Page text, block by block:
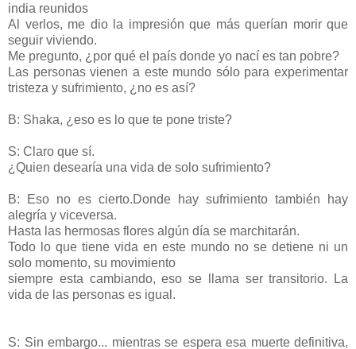
india reunidos
Al verlos, me dio la impresión que más querían morir que
seguir viviendo.
Me pregunto, ¿por qué el país donde yo nací es tan pobre?
Las personas vienen a este mundo sólo para experimentar
tristeza y sufrimiento, ¿no es así?
B: Shaka, ¿eso es lo que te pone triste?
S: Claro que sí.
¿Quien desearía una vida de solo sufrimiento?
B: Eso no es cierto.Donde hay sufrimiento también hay
alegría y viceversa.
Hasta las hermosas flores algún día se marchitarán.
Todo lo que tiene vida en este mundo no se detiene ni un
solo momento, su movimiento
siempre esta cambiando, eso se llama ser transitorio. La
vida de las personas es igual.
S: Sin embargo... mientras se espera esa muerte definitiva,